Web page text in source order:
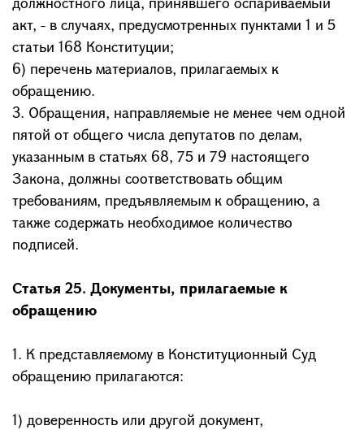
акт, - в случаях, предусмотренных пунктами 1 и 5
статьи 168 Конституции;
6) перечень материалов, прилагаемых к
обращению.
3. Обращения, направляемые не менее чем одной
пятой от общего числа депутатов по делам,
указанным в статьях 68, 75 и 79 настоящего
Закона, должны соответствовать общим
требованиям, предъявляемым к обращению, а
также содержать необходимое количество
подписей.
Статья 25. Документы, прилагаемые к
обращению
1. К представляемому в Конституционный Суд
обращению прилагаются:
1) доверенность или другой документ,